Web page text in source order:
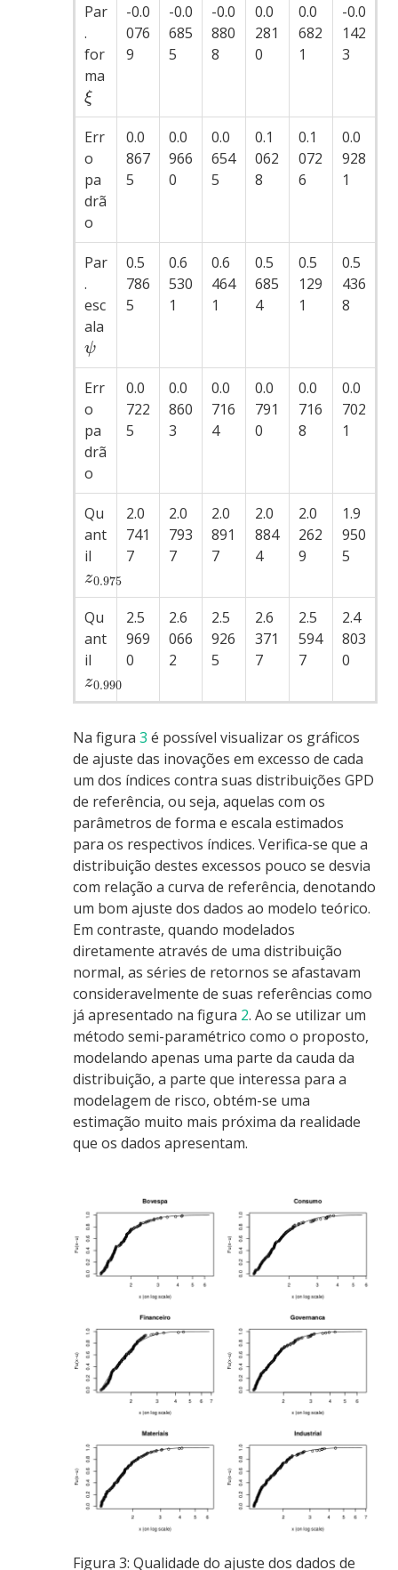
Par
.
for
ma
ξ
-0.0
076
9
-0.0
685
5
-0.0
880
8
0.0
281
0
0.0
682
1
-0.0
142
3
Err
o
pa
drã
o
0.0
867
5
0.0
966
0
0.0
654
5
0.1
062
8
0.1
072
6
0.0
928
1
Par
.
esc
ala
ψ
0.5
786
5
0.6
530
1
0.6
464
1
0.5
685
4
0.5
129
1
0.5
436
8
Err
o
pa
drã
o
0.0
722
5
0.0
860
3
0.0
716
4
0.0
791
0
0.0
716
8
0.0
702
1
Qu
ant
il
z0.975
2.0
741
7
2.0
793
7
2.0
891
7
2.0
884
4
2.0
262
9
1.9
950
5
Qu
ant
il
z0.990
2.5
969
0
2.6
066
2
2.5
926
5
2.6
371
7
2.5
594
7
2.4
803
0
Na figura3 é possível visualizar os gráficos
de ajuste das inovações em excesso de cada
um dos índices contra suas distribuições GPD
de referência, ou seja, aquelas com os
parâmetros de forma e escala estimados
para os respectivos índices. Verifica-se que a
distribuição destes excessos pouco se desvia
com relação a curva de referência, denotando
um bom ajuste dos dados ao modelo teórico.
Em contraste, quando modelados
diretamente através de uma distribuição
normal, as séries de retornos se afastavam
consideravelmente de suas referências como
já apresentado na figura 2. Ao se utilizar um
método semi-paramétrico como o proposto,
modelando apenas uma parte da cauda da
distribuição, a parte que interessa para a
modelagem de risco, obtém-se uma
estimação muito mais próxima da realidade
que os dados apresentam.
Figura 3: Qualidade do ajuste dos dados de